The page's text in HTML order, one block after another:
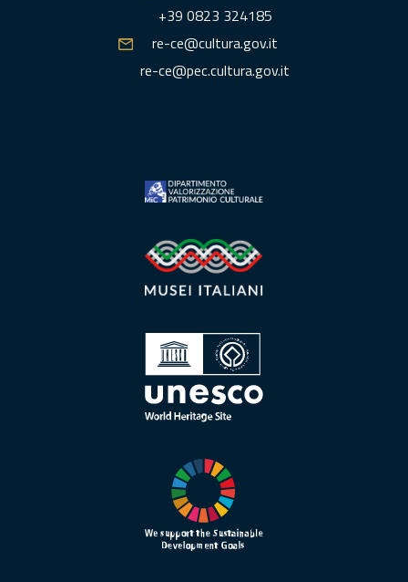
+39 0823 324185
re-ce@cultura.gov.it
re-ce@pec.cultura.gov.it